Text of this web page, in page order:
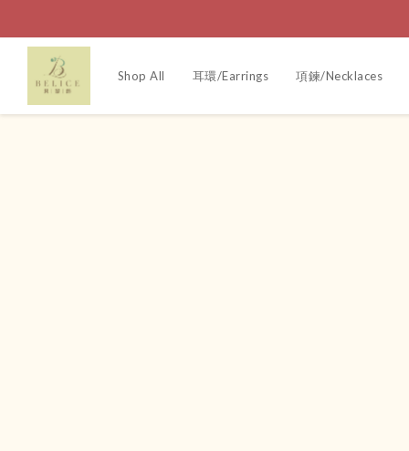
Shop All 耳環/Earrings 項鍊/Necklaces